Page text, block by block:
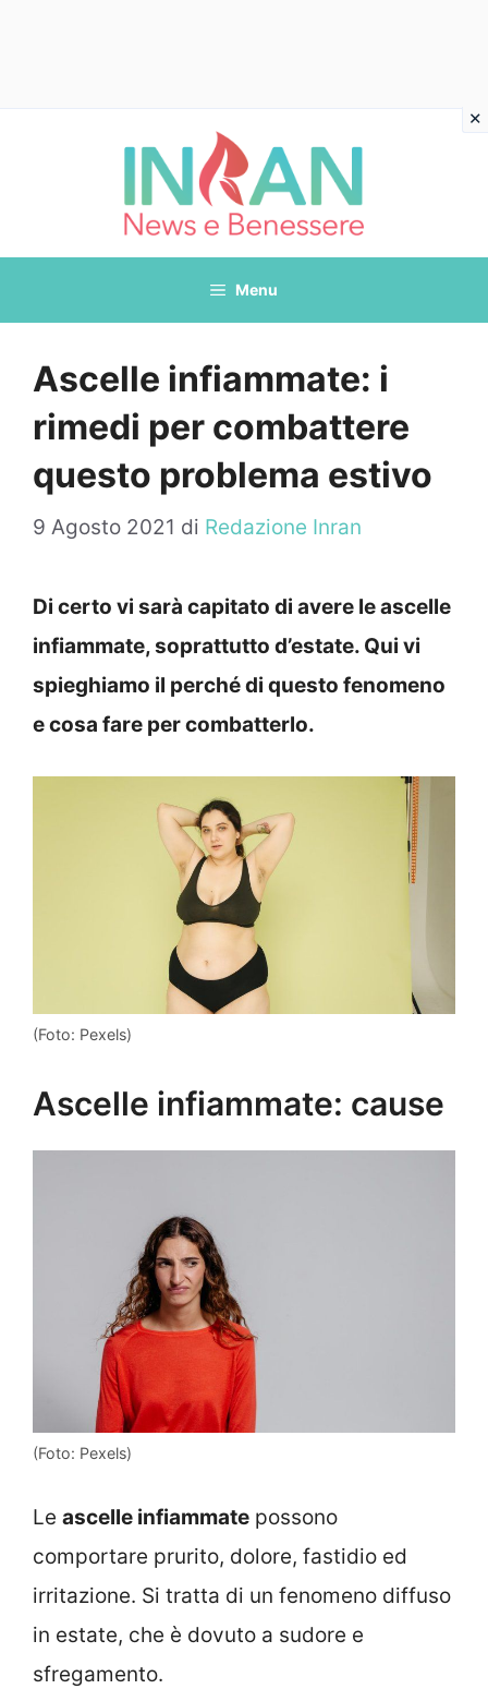
Menu
Ascelle infiammate: i
rimedi per combattere
questo problema estivo
9 Agosto 2021 di Redazione Inran
Di certo vi sarà capitato di avere le ascelle
infiammate, soprattutto d’estate. Qui vi
spieghiamo il perché di questo fenomeno
e cosa fare per combatterlo.
(Foto: Pexels)
Ascelle infiammate: cause
(Foto: Pexels)
Le ascelle infiammate possono
comportare prurito, dolore, fastidio ed
irritazione. Si tratta di un fenomeno diffuso
in estate, che è dovuto a sudore e
sfregamento.